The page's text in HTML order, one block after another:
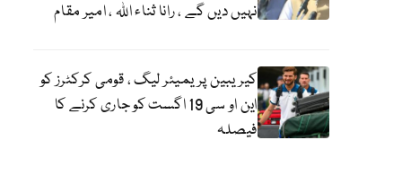
نہیں دیں گے ، رانا ثناء اللہ ، امیر مقام
کیریبین پریمیئر لیگ ، قومی کرکٹرز کو
این او سی 19 اگست کو جاری کرنے کا
فیصلہ